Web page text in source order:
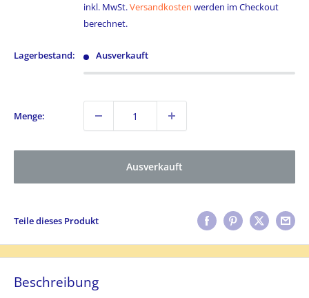
inkl. MwSt.Versandkosten werden im Checkout
berechnet.
Lagerbestand: Ausverkauft
Menge:
Ausverkauft
Teile dieses Produkt
Beschreibung